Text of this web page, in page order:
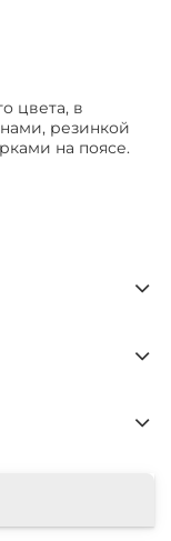
цвета, в
резинкой
на поясе.